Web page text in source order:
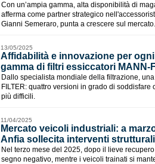
Con un’ampia gamma, alta disponibilità di
afferma come partner strategico
Gianni Semeraro, punta a crescere sul mercato.
13/05/2025
Affidabilità e innovazione per
gamma di filtri essiccatori MANN-
Dallo specialista mondiale della filtrazione,
FILTER: quattro versioni in grado di
più difficili.
11/04/2025
Mercato veicoli industriali: a
Anfia sollecita interventi strutturali
Nel terzo mese del 2025, dopo il lieve
segno negativo, mentre i veicoli trainati si